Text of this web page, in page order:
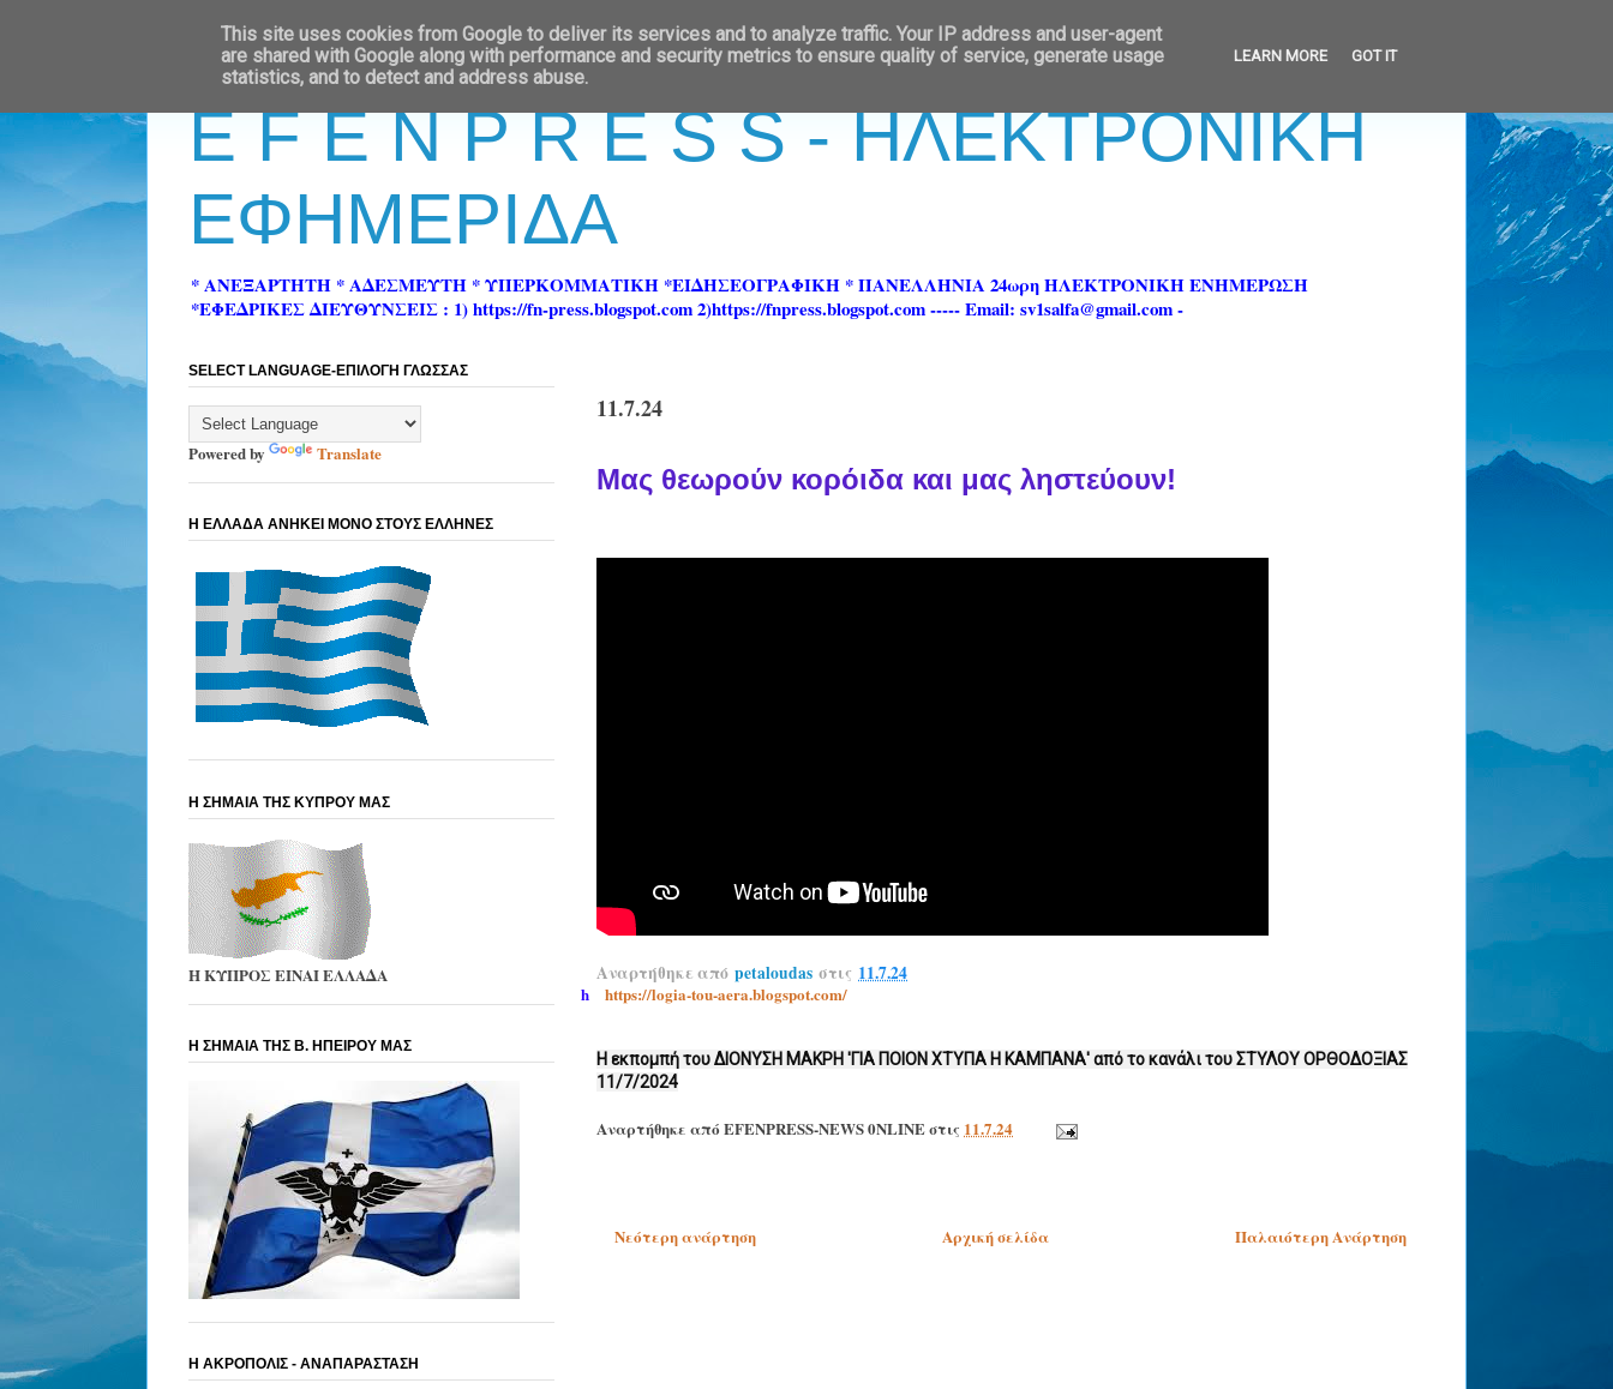
E F E N P R E S S - ΗΛΕΚΤΡΟΝΙΚΗ
ΕΦΗΜΕΡΙΔΑ
* ΑΝΕΞΑΡΤΗΤΗ * ΑΔΕΣΜΕΥΤΗ * ΥΠΕΡΚΟΜΜΑΤΙΚΗ *ΕΙΔΗΣΕΟΓΡΑΦΙΚΗ * ΠΑΝΕΛΛΗΝΙΑ 24ωρη ΗΛΕΚΤΡΟΝΙΚΗ ΕΝΗΜΕΡΩΣΗ
*ΕΦΕΔΡΙΚΕΣ ΔΙΕΥΘΥΝΣΕΙΣ : 1) https://fn-press.blogspot.com 2)https://fnpress.blogspot.com ----- Email: sv1salfa@gmail.com -
11.7.24
Μας θεωρούν κορόιδα και μας ληστεύουν!
Αναρτήθηκε από petaloudas στις 11.7.24
h https://logia-tou-aera.blogspot.com/
Η εκπομπή του ΔΙΟΝΥΣΗ ΜΑΚΡΗ 'ΓΙΑ ΠΟΙΟΝ ΧΤΥΠΑ Η ΚΑΜΠΑΝΑ' από το κανάλι του ΣΤΥΛΟΥ ΟΡΘΟΔΟΞΙΑΣ
11/7/2024
Αναρτήθηκε από EFENPRESS-NEWS 0NLINEστις 11.7.24
Νεότερη ανάρτηση Παλαιότερη Ανάρτηση
Αρχική σελίδα
SELECT LANGUAGE-ΕΠΙΛΟΓΗ ΓΛΩΣΣΑΣ
Powered by Translate
Η ΕΛΛΑΔΑ ΑΝΗΚΕΙ ΜΟΝΟ ΣΤΟΥΣ ΕΛΛΗΝΕΣ
Η ΣΗΜΑΙΑ ΤΗΣ ΚΥΠΡΟΥ ΜΑΣ
Η ΚΥΠΡΟΣ ΕΙΝΑΙ ΕΛΛΑΔΑ
Η ΣΗΜΑΙΑ ΤΗΣ Β. ΗΠΕΙΡΟΥ ΜΑΣ
Η ΑΚΡΟΠΟΛΙΣ - ΑΝΑΠΑΡΑΣΤΑΣΗ
This site uses cookies from Google to deliver its services and to analyze traffic. Your IP address and user-agent
are shared with Google along with performance and security metrics to ensure quality of service, generate usage
statistics, and to detect and address abuse.
LEARN MORE GOT IT